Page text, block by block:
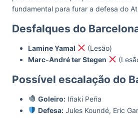
fundamental para furar a defesa do
Desfalques do
Lamine Yamal
(Lesão)
Marc-André ter Stegen
Possível escalação do
Goleiro:Iñaki Peña
Defesa:Jules Koundé, Eric